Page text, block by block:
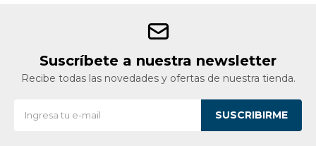
Suscríbete a nuestra newsletter
Recibe todas las novedades y ofertas de nuestra tienda.
SUSCRIBIRME